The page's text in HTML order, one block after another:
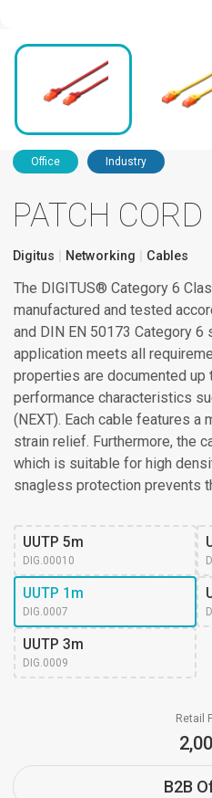
Office Industry
PATCH
Digitus Networking Cables
The DIGITUS® Category 6
manufactured and tested
and DIN EN 50173 Category 6
application meets all
properties are documented up
performance characteristics
(NEXT). Each cable features
strain relief. Furthermore, the
which is suitable for high
snagless protection prevents
UUTP 5m
DIG.00010
UUTP 1m
DIG.0007
UUTP 3m
DIG.0009
Retail
B2B